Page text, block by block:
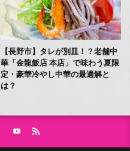
【長野市】タレが別皿！？老舗中
華「金龍飯店 本店」で味わう夏限
定・豪華冷やし中華の最適解と
は？